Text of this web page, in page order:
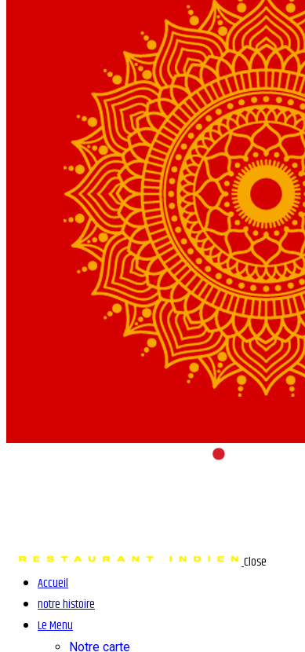
Close
Accueil
notre histoire
Le Menu
Notre carte